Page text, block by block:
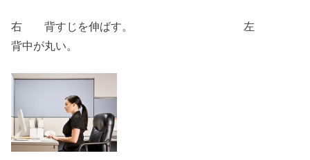
右 背すじを伸ばす。 左
背中が丸い。